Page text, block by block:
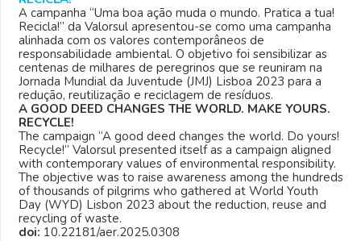
A campanha “Uma boa ação muda o mundo. Pratica a tua!
Recicla!” da Valorsul apresentou-se como uma campanha
alinhada com os valores contemporâneos de
responsabilidade ambiental. O objetivo foi sensibilizar as
centenas de milhares de peregrinos que se reuniram na
Jornada Mundial da Juventude (JMJ) Lisboa 2023 para a
redução, reutilização e reciclagem de resíduos.
A GOOD DEED CHANGES THE WORLD. MAKE YOURS.
RECYCLE!
The campaign “A good deed changes the world. Do yours!
Recycle!” Valorsul presented itself as a campaign aligned
with contemporary values ​​of environmental responsibility.
The objective was to raise awareness among the hundreds
of thousands of pilgrims who gathered at World Youth
Day (WYD) Lisbon 2023 about the reduction, reuse and
recycling of waste.
doi: 10.22181/aer.2025.0308